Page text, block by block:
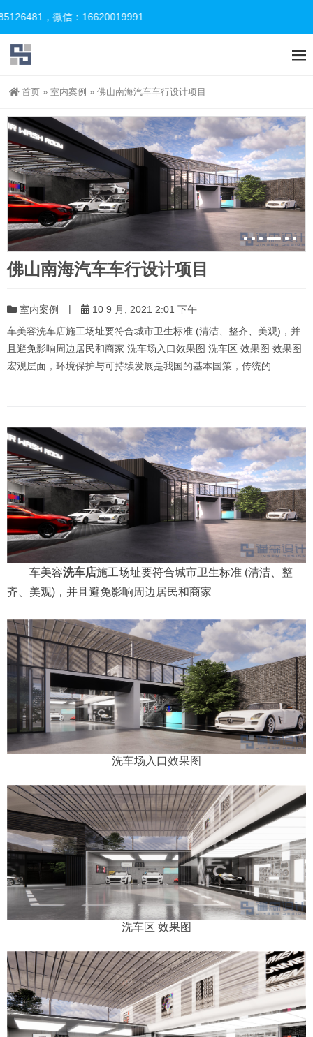
，微信：16620019991
首页 » 室内案例 » 佛山南海汽车车行设计项目
佛山南海汽车车行设计项目
室内案例 |
10 9 月, 2021 2:01 下午
车美容洗车店施工场址要符合城市卫生标准 (清洁、整齐、美观)，并
齐、美观)，并且避免影响周边居民和商家
洗车场入口效果图
洗车区 效果图